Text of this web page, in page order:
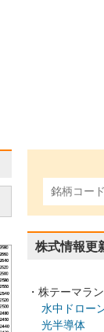
株式情報更
・株テーマラ
水中ドロー
光半導体